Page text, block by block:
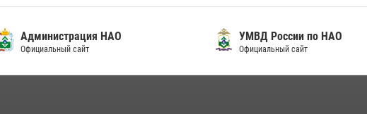
Администрация НАО
Официальный сайт
УМВД России по НАО
Официальный сайт